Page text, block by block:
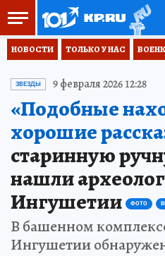
НОВОСТИ ТОЛЬКО У НАС
ЗВЕЗДЫ 9 февраля 2026 12:28
«Подобные
хорошие
старинную
нашли
Ингушетии
ФОТО
В башенном
Ингушетии